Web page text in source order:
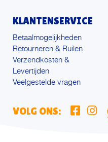
KLANTENSERVICE
Betaalmogelijkheden
Retourneren & Ruilen
Verzendkosten &
Levertijden
Veelgestelde vragen
VOLG ONS: